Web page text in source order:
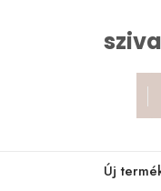
Új